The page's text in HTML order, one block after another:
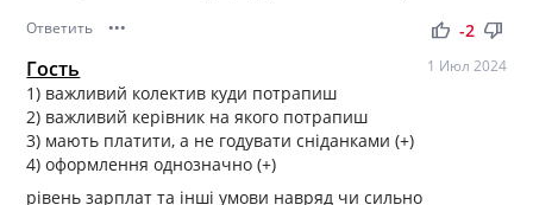
Ответить ••• thumb_up thumb_down
-2
Гость 1 Июл 2024
1) важливий колектив куди потрапиш
2) важливий керівник на якого потрапиш
3) мають платити, а не годувати сніданками (+)
4) оформлення однозначно (+)
рівень зарплат та інші умови навряд чи сильно